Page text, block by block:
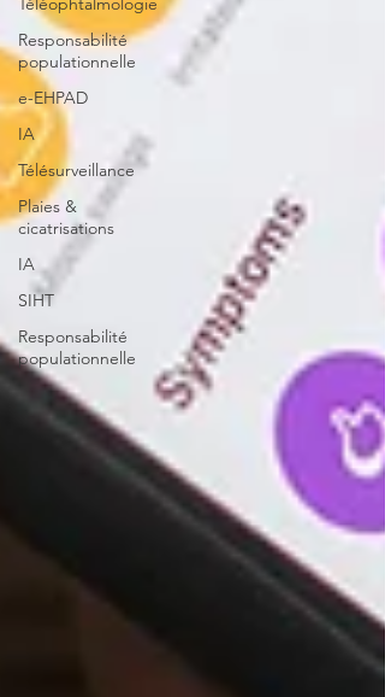
Responsabilité
populationnelle
e-EHPAD
IA
Télésurveillance
Plaies &
cicatrisations
IA
SIHT
Responsabilité
populationnelle